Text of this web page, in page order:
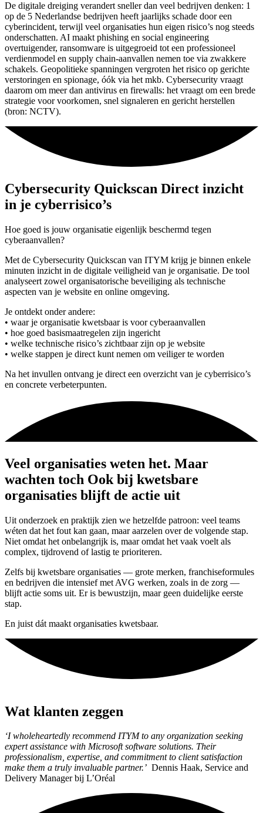
De digitale dreiging verandert sneller dan veel bedrijven denken: 1
op de 5 Nederlandse bedrijven heeft jaarlijks schade door een
cyberincident, terwijl veel organisaties hun eigen risico’s nog steeds
onderschatten. AI maakt phishing en social engineering
overtuigender, ransomware is uitgegroeid tot een professioneel
verdienmodel en supply chain-aanvallen nemen toe via zwakkere
schakels. Geopolitieke spanningen vergroten het risico op gerichte
verstoringen en spionage, óók via het mkb. Cybersecurity vraagt
daarom om meer dan antivirus en firewalls: het vraagt om een brede
strategie voor voorkomen, snel signaleren en gericht herstellen
(bron: NCTV).
Cybersecurity Quickscan Direct inzicht
in je cyberrisico’s
Hoe goed is jouw organisatie eigenlijk beschermd tegen
cyberaanvallen?
Met de Cybersecurity Quickscan van ITYM krijg je binnen enkele
minuten inzicht in de digitale veiligheid van je organisatie. De tool
analyseert zowel organisatorische beveiliging als technische
aspecten van je website en online omgeving.
Je ontdekt onder andere:
• waar je organisatie kwetsbaar is voor cyberaanvallen
• hoe goed basismaatregelen zijn ingericht
• welke technische risico’s zichtbaar zijn op je website
• welke stappen je direct kunt nemen om veiliger te worden
Na het invullen ontvang je direct een overzicht van je cyberrisico’s
en concrete verbeterpunten.
Veel organisaties weten het. Maar
wachten toch Ook bij kwetsbare
organisaties blijft de actie uit
Uit onderzoek en praktijk zien we hetzelfde patroon: veel teams
wéten dat het fout kan gaan, maar aarzelen over de volgende stap.
Niet omdat het onbelangrijk is, maar omdat het vaak voelt als
complex, tijdrovend of lastig te prioriteren.
Zelfs bij kwetsbare organisaties — grote merken, franchiseformules
en bedrijven die intensief met AVG werken, zoals in de zorg —
blijft actie soms uit. Er is bewustzijn, maar geen duidelijke eerste
stap.
En juist dát maakt organisaties kwetsbaar.
Wat klanten zeggen
‘I wholeheartedly recommend ITYM to any organization seeking
expert assistance with Microsoft software solutions. Their
professionalism, expertise, and commitment to client satisfaction
make them a truly invaluable partner.’ Dennis Haak, Service and
Delivery Manager bij L’Oréal